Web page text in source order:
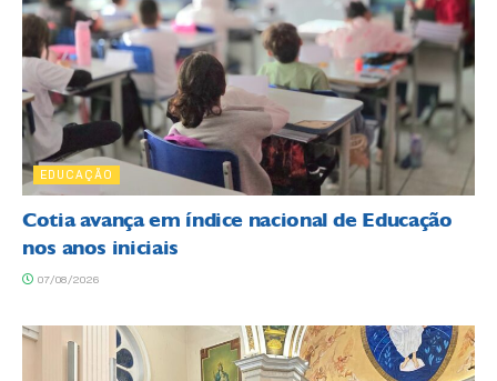
EDUCAÇÃO
Cotia avança em índice nacional de Educação
nos anos iniciais
07/08/2026